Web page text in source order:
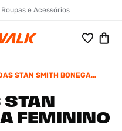
e Acessórios
STAN SMITH BONEGA
STAN
FEMININO